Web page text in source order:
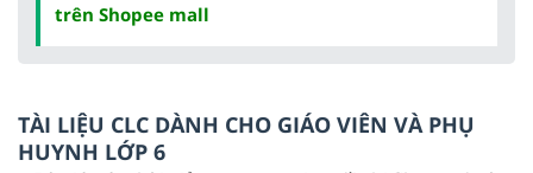
trên Shopee mall
TÀI LIỆU CLC DÀNH CHO GIÁO VIÊN VÀ PHỤ
HUYNH LỚP 6